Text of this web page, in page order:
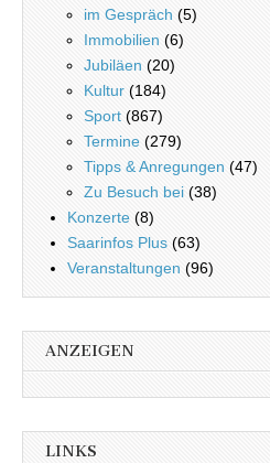
im Gespräch (5)
Immobilien (6)
Jubiläen (20)
Kultur (184)
Sport (867)
Termine (279)
Tipps & Anregungen (47)
Zu Besuch bei (38)
Konzerte (8)
Saarinfos Plus (63)
Veranstaltungen (96)
ANZEIGEN
LINKS